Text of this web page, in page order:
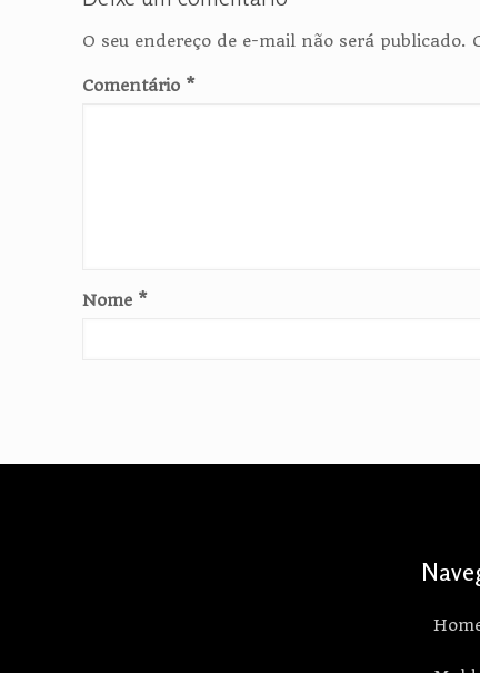
O seu endereço de e-mail não será publicado.
Comentário *
Nome *